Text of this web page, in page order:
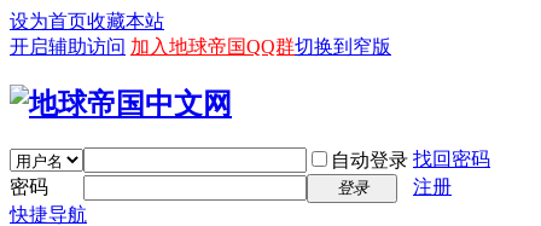
设为首页收藏本站
开启辅助访问 加入地球帝国QQ群切换到窄版
自动登录 找回密码
密码
登录
注册
快捷导航